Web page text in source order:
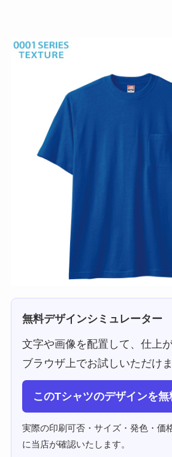
無料デザインシミュレーター
文字や画像を配置して、仕上
ブラウザ上でお試しいただけま
このTシャツのデザインを
実際の印刷可否・サイズ・発色・価
に当店が確認いたします。